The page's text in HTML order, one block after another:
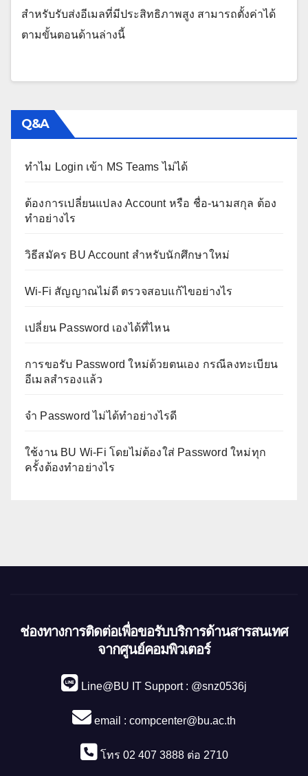
สำหรับรับส่งอีเมลที่มีประสิทธิภาพสูง สามารถตั้งค่าได้
ตามขั้นตอนด้านล่างนี้
Q&A
ทำไม Login เข้า MS Teams ไม่ได้
ต้องการเปลี่ยนแปลง Account หรือ ชื่อ-นามสกุล ต้อง
ทำอย่างไร
วิธีสมัคร BU Account สำหรับนักศึกษาใหม่
Wi-Fi สัญญาณไม่ดี ตรวจสอบแก้ไขอย่างไร
เปลี่ยน Password เองได้ที่ไหน
การขอรับ Password ใหม่ด้วยตนเอง กรณีลงทะเบียน
อีเมลสำรองแล้ว
จำ Password ไม่ได้ทำอย่างไรดี
ใช้งาน BU Wi-Fi โดยไม่ต้องใส่ Password ใหม่ทุก
ครั้งต้องทำอย่างไร
ช่องทางการติดต่อเพื่อขอรับบริการด้านสารสนเทศ
จากศูนย์คอมพิวเตอร์
Line@BU IT Support : @snz0536j
email : compcenter@bu.ac.th
โทร 02 407 3888 ต่อ 2710